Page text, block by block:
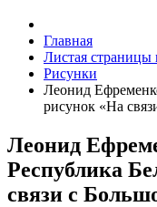
Главная
Листая
Рисунки
Леонид
рисунок «На
Леонид
Республика
связи с